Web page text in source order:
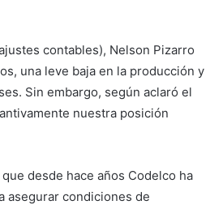
contables), Nelson Pizarro
una leve baja en la producción y
Sin embargo, según aclaró el
nuestra posición
desde hace años Codelco ha
asegurar condiciones de